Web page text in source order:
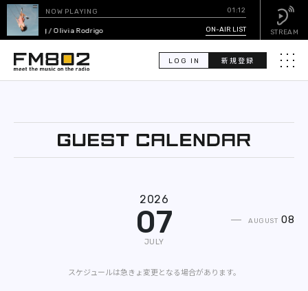
LOG IN 新規登録 メニ
索
PICK UP
EVENT CALENDAR
TIMETABLE
NOW PLAYING 01:12
song / Olivia Rodrigo ON-AIR LIST STREAM
2026
07
JULY
AUGUST 08
スケジュールは急きょ変更となる場合があります。